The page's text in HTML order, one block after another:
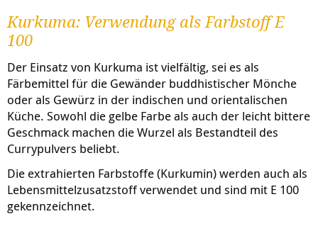
Kurkuma: Verwendung als Farbstoff E
100
Der Einsatz von Kurkuma ist vielfältig, sei es als
Färbemittel für die Gewänder buddhistischer Mönche
oder als Gewürz in der indischen und orientalischen
Küche. Sowohl die gelbe Farbe als auch der leicht bittere
Geschmack machen die Wurzel als Bestandteil des
Currypulvers beliebt.
Die extrahierten Farbstoffe (Kurkumin) werden auch als
Lebensmittelzusatzstoff verwendet und sind mit E 100
gekennzeichnet.